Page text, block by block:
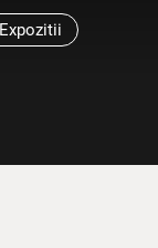
Expozitii